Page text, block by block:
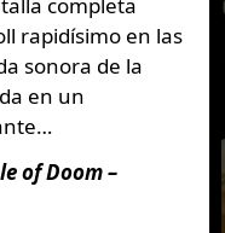
completa
rapidísimo en las
sonora de la
en un
of Doom –